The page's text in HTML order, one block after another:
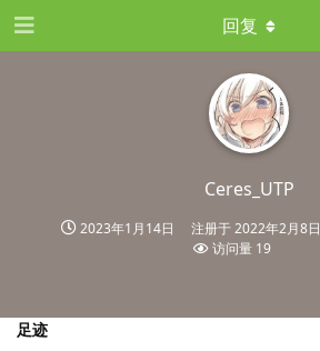
Ceres_UTP
2023年1月14日 注册于2022年2月8日
访问量 19
回复
足迹